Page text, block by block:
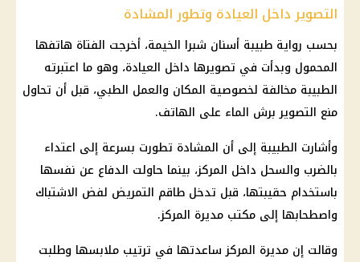
التصوير داخل العيادة وتطور المشادة
بحسب رواية طبيبة أسنان شبرا الخيمة، أخرجت الفتاة هاتفها
المحمول وبدأت في تصويرها داخل العيادة، وهو ما اعتبرته
الطبيبة مخالفة لخصوصية المكان والعمل الطبي، قبل أن تحاول
منع التصوير برش الماء على الهاتف.
وأشارت الطبيبة إلى أن المشادة تطورت بسرعة إلى اعتداء
بالضرب والسحل داخل المركز، بينما حاولت الدفاع عن نفسها
باستخدام حقيبتها، قبل تدخل طاقم التمريض لفض الاشتباك
واصطحابها إلى مكتب مديرة المركز.
وقالت إن مديرة المركز ساعدتها في ترتيب ملابسها وطلبت